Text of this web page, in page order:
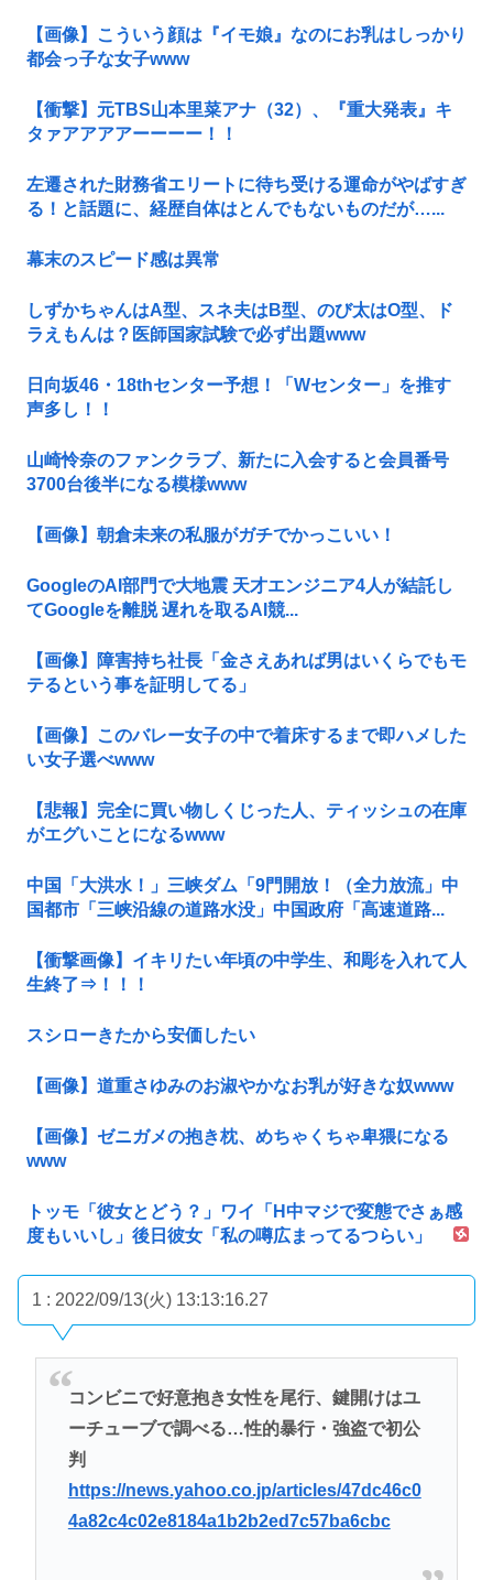
【画像】こういう顔は『イモ娘』なのにお乳はしっかり
都会っ子な女子www
【衝撃】元TBS山本里菜アナ（32）、『重大発表』キ
タァアアアアーーーー！！
左遷された財務省エリートに待ち受ける運命がやばすぎ
る！と話題に、経歴自体はとんでもないものだが…...
幕末のスピード感は異常
しずかちゃんはA型、スネ夫はB型、のび太はO型、ド
ラえもんは？医師国家試験で必ず出題www
日向坂46・18thセンター予想！「Wセンター」を推す
声多し！！
山崎怜奈のファンクラブ、新たに入会すると会員番号
3700台後半になる模様www
【画像】朝倉未来の私服がガチでかっこいい！
GoogleのAI部門で大地震 天才エンジニア4人が結託し
てGoogleを離脱 遅れを取るAI競...
【画像】障害持ち社長「金さえあれば男はいくらでもモ
テるという事を証明してる」
【画像】このバレー女子の中で着床するまで即ハメした
い女子選べwww
【悲報】完全に買い物しくじった人、ティッシュの在庫
がエグいことになるwww
中国「大洪水！」三峡ダム「9門開放！（全力放流」中
国都市「三峡沿線の道路水没」中国政府「高速道路...
【衝撃画像】イキリたい年頃の中学生、和彫を入れて人
生終了⇒！！！
スシローきたから安価したい
【画像】道重さゆみのお淑やかなお乳が好きな奴www
【画像】ゼニガメの抱き枕、めちゃくちゃ卑猥になる
www
トッモ「彼女とどう？」ワイ「H中マジで変態でさぁ感
度もいいし」後日彼女「私の噂広まってるつらい」
1 : 2022/09/13(火) 13:13:16.27
コンビニで好意抱き女性を尾行、鍵開けはユ
ーチューブで調べる…性的暴行・強盗で初公
判
https://news.yahoo.co.jp/articles/47dc46c0
4a82c4c02e8184a1b2b2ed7c57ba6cbc